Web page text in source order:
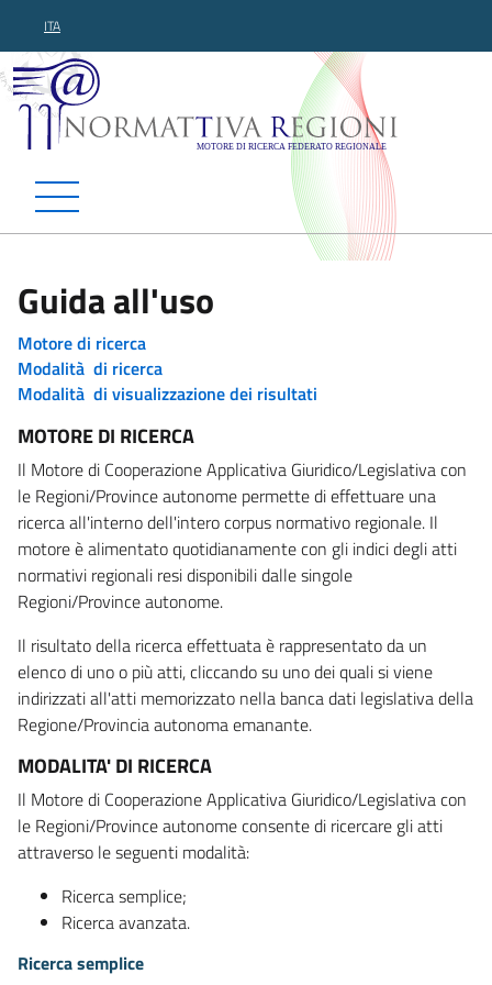
ITA
Normattiva Regioni -
Guida all'uso
Motore di ricerca
Modalità di ricerca
Modalità di visualizzazione dei risultati
MOTORE DI RICERCA
Il Motore di Cooperazione Applicativa Giuridico/Legislativa con
le Regioni/Province autonome permette di effettuare una
ricerca all'interno dell'intero corpus normativo regionale. Il
motore è alimentato quotidianamente con gli indici degli atti
normativi regionali resi disponibili dalle singole
Regioni/Province autonome.
Il risultato della ricerca effettuata è rappresentato da un
elenco di uno o più atti, cliccando su uno dei quali si viene
indirizzati all'atti memorizzato nella banca dati legislativa della
Regione/Provincia autonoma emanante.
MODALITA' DI RICERCA
Il Motore di Cooperazione Applicativa Giuridico/Legislativa con
le Regioni/Province autonome consente di ricercare gli atti
attraverso le seguenti modalità:
Ricerca semplice;
Ricerca avanzata.
Ricerca semplice